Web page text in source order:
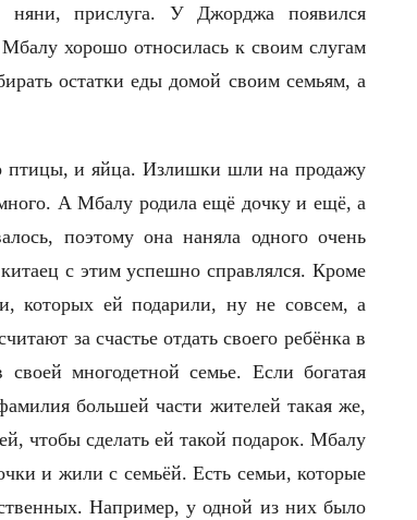
прислуга. У Джорджа появился
хорошо относилась к своим слугам
остатки еды домой своим семьям, а
птицы, и яйца. Излишки шли на продажу
А Мбалу родила ещё дочку и ещё, а
поэтому она наняла одного очень
с этим успешно справлялся. Кроме
которых ей подарили, ну не совсем, а
за счастье отдать своего ребёнка в
многодетной семье. Если богатая
большей части жителей такaя же,
чтобы сделать ей такой подарок. Мбалу
и жили с семьёй. Есть семьи, которые
Например, у одной из них было